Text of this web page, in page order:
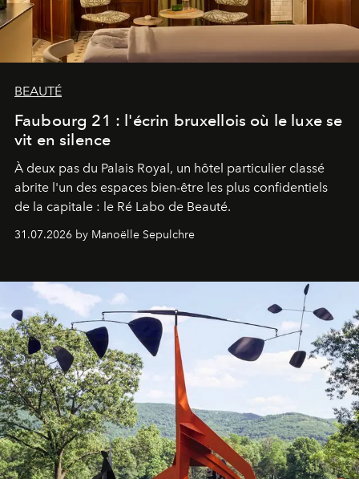
BEAUTÉ
Faubourg 21 : l'écrin bruxellois où le luxe se
vit en silence
À deux pas du Palais Royal, un hôtel particulier classé
abrite l'un des espaces bien-être les plus confidentiels
de la capitale : le Ré Labo de Beauté.
31.07.2026 by Manoëlle Sepulchre